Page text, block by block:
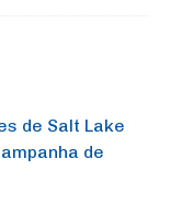
de Salt Lake
de